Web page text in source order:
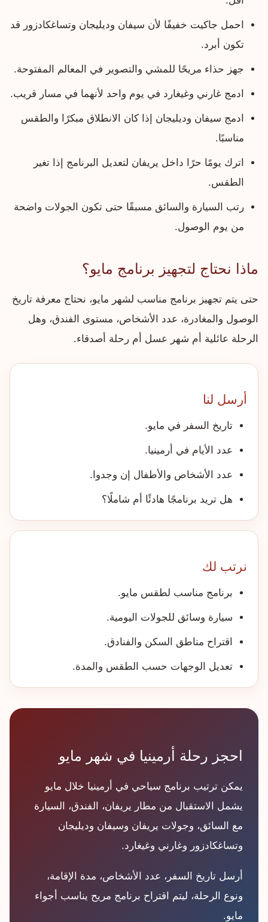
احمل جاكيت خفيفًا لأن سيفان وديليجان وتساغكادزور قد
تكون أبرد.
جهز حذاء مريحًا للمشي والتصوير في المعالم المفتوحة.
ادمج غارني وغيغارد في يوم واحد لأنهما في مسار قريب.
ادمج سيفان وديليجان إذا كان الانطلاق مبكرًا والطقس
مناسبًا.
اترك يومًا حرًا داخل يريفان لتعديل البرنامج إذا تغير
الطقس.
رتب السيارة والسائق مسبقًا حتى تكون الجولات واضحة
من يوم الوصول.
ماذا نحتاج لتجهيز برنامج مايو؟
حتى يتم تجهيز برنامج مناسب لشهر مايو، نحتاج معرفة تاريخ
الوصول والمغادرة، عدد الأشخاص، مستوى الفندق، وهل
الرحلة عائلية أم شهر عسل أم رحلة أصدقاء.
أرسل لنا
تاريخ السفر في مايو.
عدد الأيام في أرمينيا.
عدد الأشخاص والأطفال إن وجدوا.
هل تريد برنامجًا هادئًا أم شاملًا؟
نرتب لك
برنامج مناسب لطقس مايو.
سيارة وسائق للجولات اليومية.
اقتراح مناطق السكن والفنادق.
تعديل الوجهات حسب الطقس والمدة.
احجز رحلة أرمينيا في شهر مايو
يمكن ترتيب برنامج سياحي في أرمينيا خلال مايو
يشمل الاستقبال من مطار يريفان، الفندق، السيارة
مع السائق، وجولات يريفان وسيفان وديليجان
وتساغكادزور وغارني وغيغارد.
أرسل تاريخ السفر، عدد الأشخاص، مدة الإقامة،
ونوع الرحلة، ليتم اقتراح برنامج مريح يناسب أجواء
مايو.